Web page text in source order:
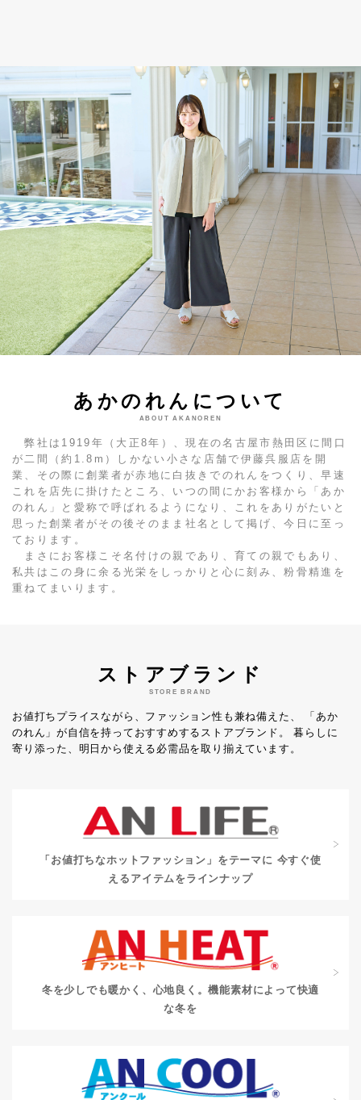
あかのれんについて
ABOUT AKANOREN
弊社は1919年（大正8年）、現在の名古屋市熱田区に間口
が二間（約1.8m）しかない小さな店舗で伊藤呉服店を開
業、その際に創業者が赤地に白抜きでのれんをつくり、早速
これを店先に掛けたところ、いつの間にかお客様から「あか
のれん」と愛称で呼ばれるようになり、これをありがたいと
思った創業者がその後そのまま社名として掲げ、今日に至っ
ております。
まさにお客様こそ名付けの親であり、育ての親でもあり、
私共はこの身に余る光栄をしっかりと心に刻み、粉骨精進を
重ねてまいります。
ストアブランド
STORE BRAND
お値打ちプライスながら、ファッション性も兼ね備えた、
「あか
のれん」が自信を持っておすすめするストアブランド。
暮らしに
寄り添った、明日から使える必需品を取り揃えています。
「お値打ちなホットファッション」をテーマに 今すぐ使
えるアイテムをラインナップ
冬を少しでも暖かく、心地良く。機能素材によって快適
な冬を